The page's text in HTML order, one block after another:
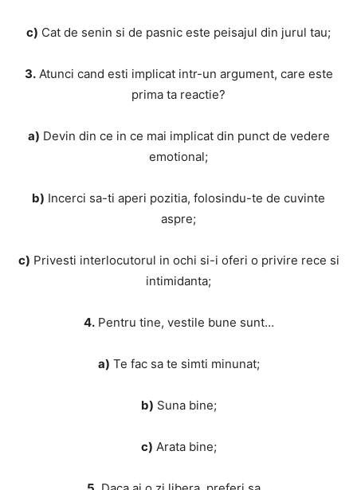
c) Cat de senin si de pasnic este peisajul din jurul tau;
3.Atunci cand esti implicat intr-un argument, care este
prima ta reactie?
a) Devin din ce in ce mai implicat din punct de vedere
emotional;
b) Incerci sa-ti aperi pozitia, folosindu-te de cuvinte
aspre;
c) Privesti interlocutorul in ochi si-i oferi o privire rece si
intimidanta;
4.Pentru tine, vestile bune sunt…
a) Te fac sa te simti minunat;
b) Suna bine;
c) Arata bine;